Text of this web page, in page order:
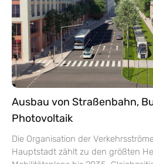
Ausbau von Straßenbahn,
Photovoltaik
Die Organisation der
Hauptstadt zählt zu den größten